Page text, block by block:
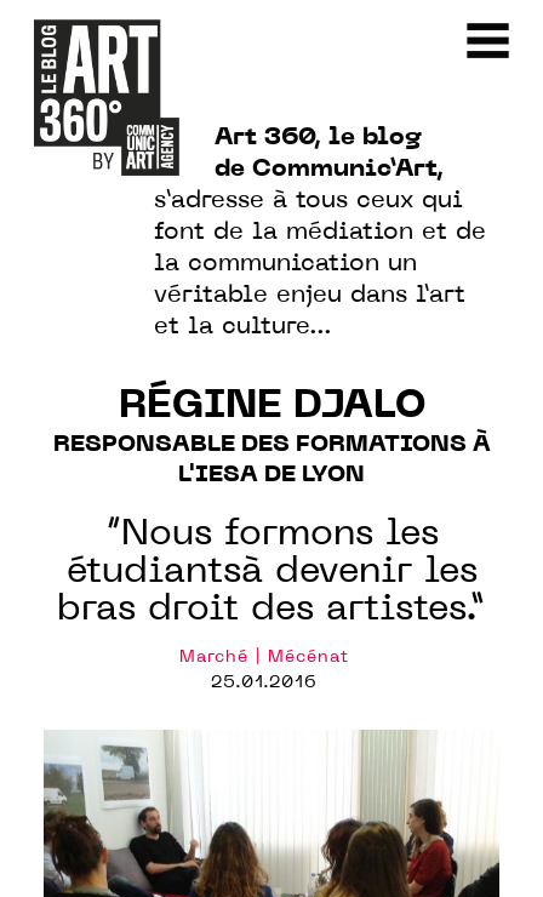
Art 360, le blog
de Communic’Art,
s’adresse à tous ceux qui
font de la médiation et de
la communication un
véritable enjeu dans l’art
et la culture…
RÉGINE DJALO
RESPONSABLE DES FORMATIONS À
L'IESA DE LYON
“Nous formons les
étudiantsà devenir les
bras droit des artistes.”
Marché | Mécénat
25.01.2016